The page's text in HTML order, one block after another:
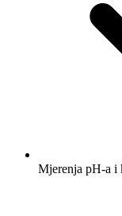
Mjerenja pH-a i